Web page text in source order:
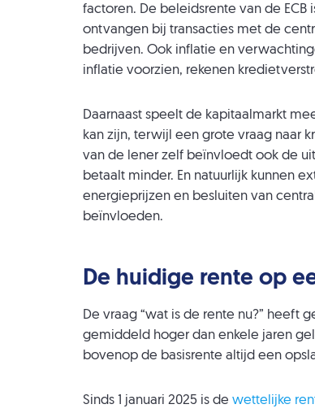
factoren. De beleidsrente van de
ontvangen bij transacties met de
bedrijven. Ook inflatie en
inflatie voorzien, rekenen
Daarnaast speelt de kapitaalmarkt
kan zijn, terwijl een grote vraag naar
van de lener zelf beïnvloedt ook de
betaalt minder. En natuurlijk kunnen
energieprijzen en besluiten van
beïnvloeden.
De huidige rente op
De vraag “wat is de rente nu?”
gemiddeld hoger dan enkele jaren
bovenop de basisrente altijd een
Sinds 1 januari 2025 is de wettelijke